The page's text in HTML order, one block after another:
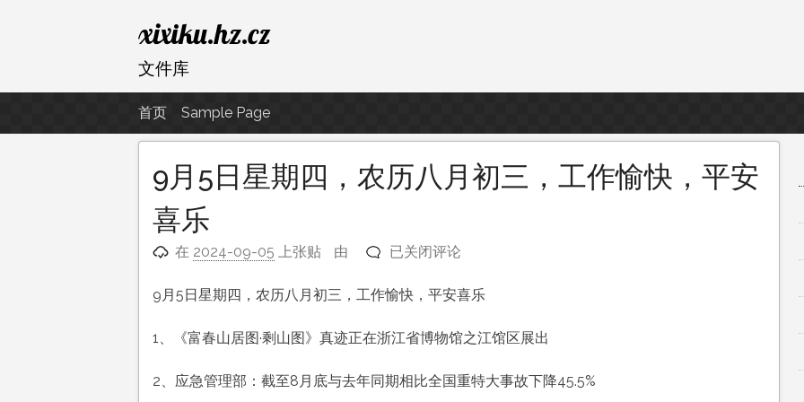
至
内
xixiku.hz.cz
文件库
首页 Sample Page
9月5日星期四，农历八月初三，工作愉快，平安
喜乐
在 2024-09-05 上张贴 由
9
5
星
四，
已关闭评论
9月5日星期四，农历八月初三，工作愉快，平安喜乐
1、《富春山居图·剩山图》真迹正在浙江省博物馆之江馆区展出
2、应急管理部：截至8月底与去年同期相比全国重特大事故下降45.5%